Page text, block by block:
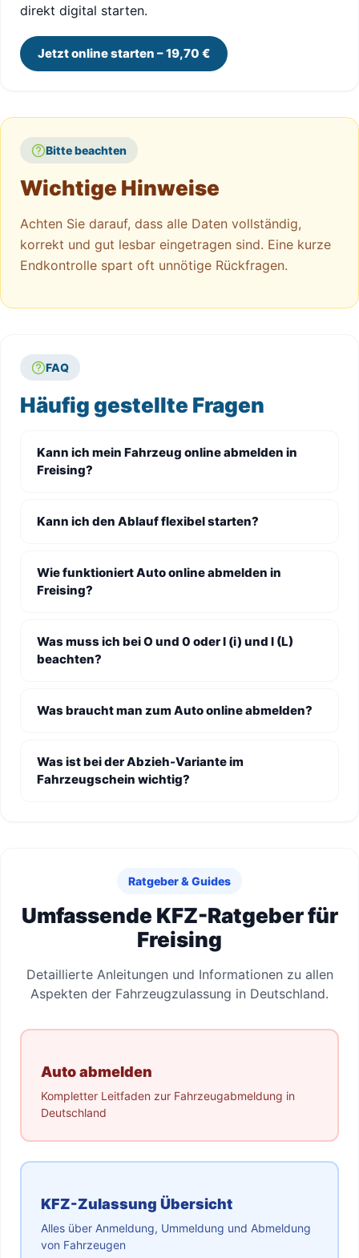
direkt digital starten.
Jetzt online starten – 19,70 €
Bitte beachten
Wichtige Hinweise
Achten Sie darauf, dass alle Daten vollständig,
korrekt und gut lesbar eingetragen sind. Eine kurze
Endkontrolle spart oft unnötige Rückfragen.
FAQ
Häufig gestellte Fragen
Kann ich mein Fahrzeug online abmelden in
Freising?
Kann ich den Ablauf flexibel starten?
Wie funktioniert Auto online abmelden in
Freising?
Was muss ich bei O und 0 oder I (i) und l (L)
beachten?
Was braucht man zum Auto online abmelden?
Was ist bei der Abzieh-Variante im
Fahrzeugschein wichtig?
Ratgeber & Guides
Umfassende KFZ-Ratgeber für
Freising
Detaillierte Anleitungen und Informationen zu allen
Aspekten der Fahrzeugzulassung in Deutschland.
Auto abmelden
Kompletter Leitfaden zur Fahrzeugabmeldung in
Deutschland
KFZ-Zulassung Übersicht
Alles über Anmeldung, Ummeldung und Abmeldung
von Fahrzeugen